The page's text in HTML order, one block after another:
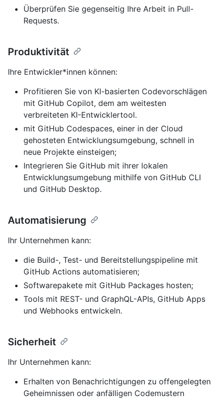
Überprüfen Sie gegenseitig Ihre Arbeit in Pull-
Requests.
Produktivität
Ihre Entwickler*innen können:
Profitieren Sie von KI-basierten Codevorschlägen
mit GitHub Copilot, dem am weitesten
verbreiteten KI-Entwicklertool.
mit GitHub Codespaces, einer in der Cloud
gehosteten Entwicklungsumgebung, schnell in
neue Projekte einsteigen;
Integrieren Sie GitHub mit ihrer lokalen
Entwicklungsumgebung mithilfe von GitHub CLI
und GitHub Desktop.
Automatisierung
Ihr Unternehmen kann:
die Build-, Test- und Bereitstellungspipeline mit
GitHub Actions automatisieren;
Softwarepakete mit GitHub Packages hosten;
Tools mit REST- und GraphQL-APIs, GitHub Apps
und Webhooks entwickeln.
Sicherheit
Ihr Unternehmen kann:
Erhalten von Benachrichtigungen zu offengelegten
Geheimnissen oder anfälligen Codemustern